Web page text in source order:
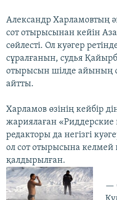
Александр Харламовтың
сот отырысынан кейін
сөйлесті. Ол куәгер
сұралғанын, судья
отырысын шілде айының
айтты.
Харламов өзінің кейбір
жариялаған «Риддерские
редакторы да негізгі
ол сот отырысына келмей
қалдырылған.
—